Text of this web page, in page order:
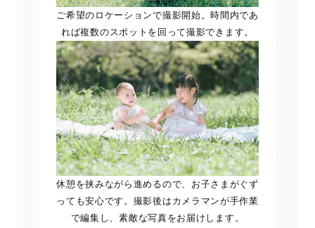
ご希望のロケーションで撮影開始。時間内であ
れば複数のスポットを回って撮影できます。
休憩を挟みながら進めるので、お子さまがぐず
っても安心です。撮影後はカメラマンが手作業
で編集し、素敵な写真をお届けします。